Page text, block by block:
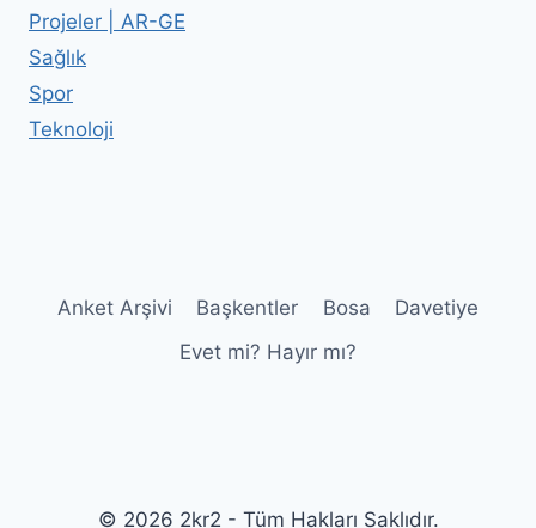
Projeler | AR-GE
Sağlık
Spor
Teknoloji
Anket Arşivi Başkentler Bosa
Davetiye
Evet mi? Hayır mı?
© 2026 2kr2 - Tüm Hakları Saklıdır.